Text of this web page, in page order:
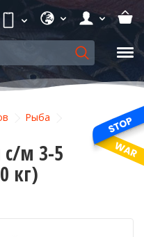
Рыба
м 3-5
кг)